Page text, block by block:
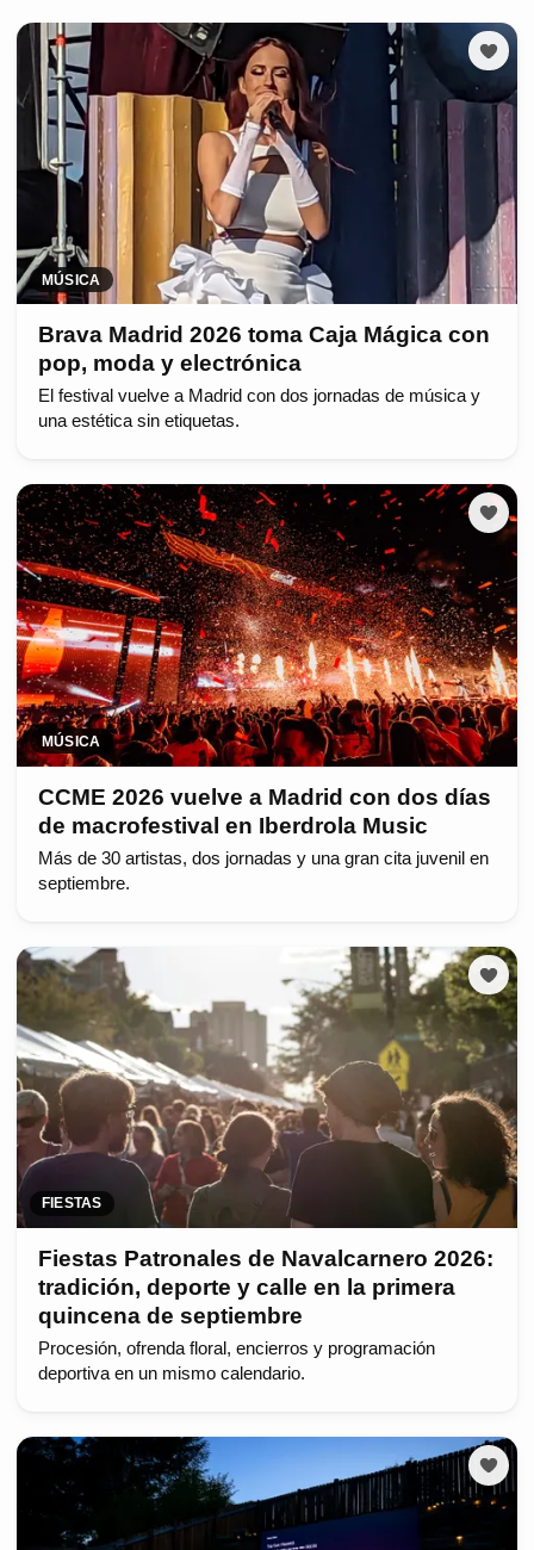
MÚSICA
Brava Madrid 2026 toma Caja Mágica con
pop, moda y electrónica
El festival vuelve a Madrid con dos jornadas de música y
una estética sin etiquetas.
MÚSICA
CCME 2026 vuelve a Madrid con dos días
de macrofestival en Iberdrola Music
Más de 30 artistas, dos jornadas y una gran cita juvenil en
septiembre.
FIESTAS
Fiestas Patronales de Navalcarnero 2026:
tradición, deporte y calle en la primera
quincena de septiembre
Procesión, ofrenda floral, encierros y programación
deportiva en un mismo calendario.